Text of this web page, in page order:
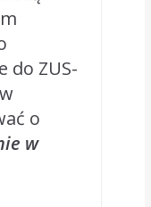
do ZUS-
o
w